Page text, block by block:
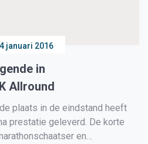
januari 2016
in
Allround
plaats in de eindstand heeft
prestatie geleverd. De korte
en